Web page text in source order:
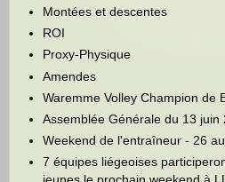
Montées et descentes
ROI
Proxy-Physique
Amendes
Waremme Volley Champion de
Assemblée Générale du 13 juin
Weekend de l'entraîneur - 26
7 équipes liégeoises